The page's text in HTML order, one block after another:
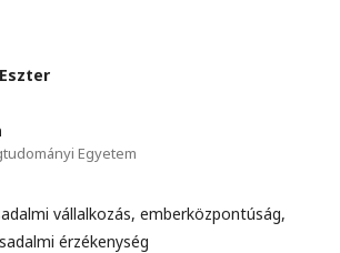
Egyetem
vállalkozás, emberközpontúság,
érzékenység